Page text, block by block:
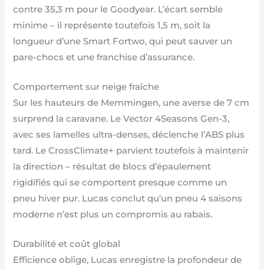
contre 35,3 m pour le Goodyear. L’écart semble
minime – il représente toutefois 1,5 m, soit la
longueur d’une Smart Fortwo, qui peut sauver un
pare-chocs et une franchise d’assurance.
Comportement sur neige fraîche
Sur les hauteurs de Memmingen, une averse de 7 cm
surprend la caravane. Le Vector 4Seasons Gen-3,
avec ses lamelles ultra-denses, déclenche l’ABS plus
tard. Le CrossClimate+ parvient toutefois à maintenir
la direction – résultat de blocs d’épaulement
rigidifiés qui se comportent presque comme un
pneu hiver pur. Lucas conclut qu’un pneu 4 saisons
moderne n’est plus un compromis au rabais.
Durabilité et coût global
Efficience oblige, Lucas enregistre la profondeur de